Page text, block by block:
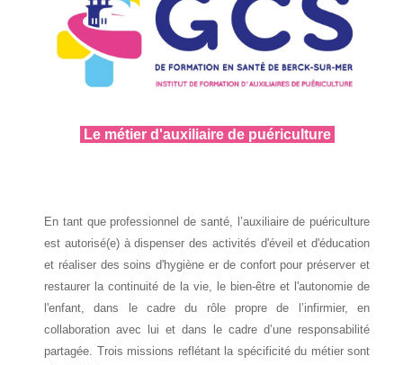
Le métier d'auxiliaire de puériculture
En tant que professionnel de santé, l’auxiliaire de puériculture
est autorisé(e) à dispenser des activités d'éveil et d'éducation
et réaliser des soins d'hygiène er de confort pour préserver et
restaurer la continuité de la vie, le bien-être et l'autonomie de
l'enfant, dans le cadre du rôle propre de l’infirmier, en
collaboration avec lui et dans le cadre d’une responsabilité
partagée. Trois missions reflétant la spécificité du métier sont